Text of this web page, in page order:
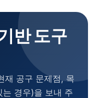
반 도구
재 공구 문제점, 목
경우)을 보내 주